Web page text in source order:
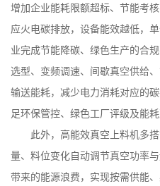
增加企业能耗限额超标、节能考
应火电碳排放，设备能效越低，
业完成节能降碳、绿色生产的合
选型、变频调速、间歇真空供给
输送能耗，减少电力消耗对应的
足环保管控、绿色工厂评级及能耗
此外，高能效真空上料机多
量、料位变化自动调节真空功率
带来的能源浪费，实现按需供能